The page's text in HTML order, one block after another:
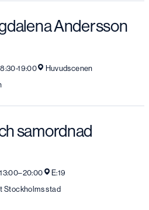
Andersson
19:00
Huvudscenen
samordnad
E:19
Stockholms stad